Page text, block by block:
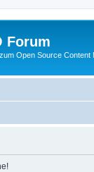
Forum
Open Source Content